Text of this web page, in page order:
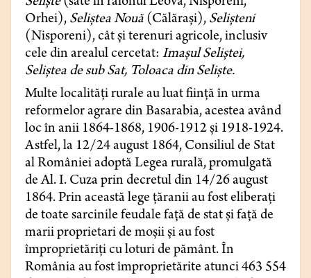
Orhei), Seliștea Nouă (Călărași), Selișteni
(Nisporeni), cât și terenuri agricole, inclusiv
cele din arealul cercetat: Imașul Seliștei,
Seliștea de sub Sat, Toloaca din Seliște.
Multe localități rurale au luat ființă în urma
reformelor agrare din Basarabia, acestea având
loc în anii 1864-1868, 1906-1912 și 1918-1924.
Astfel, la 12/24 august 1864, Consiliul de Stat
al României adoptă Legea rurală, promulgată
de Al. I. Cuza prin decretul din 14/26 august
1864. Prin această lege țăranii au fost eliberați
de toate sarcinile feudale față de stat și față de
marii proprietari de moșii și au fost
împroprietăriți cu loturi de pământ. În
România au fost împroprietărite atunci 463 554